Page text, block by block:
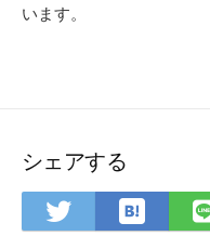
います。
シェアする
Twitter
は